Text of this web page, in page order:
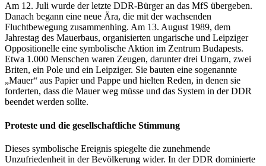
Am 12. Juli wurde der letzte DDR-Bürger an das MfS übergeben.
Danach begann eine neue Ära, die mit der wachsenden
Fluchtbewegung zusammenhing. Am 13. August 1989, dem
Jahrestag des Mauerbaus, organisierten ungarische und Leipziger
Oppositionelle eine symbolische Aktion im Zentrum Budapests.
Etwa 1.000 Menschen waren Zeugen, darunter drei Ungarn, zwei
Briten, ein Pole und ein Leipziger. Sie bauten eine sogenannte
„Mauer“ aus Papier und Pappe und hielten Reden, in denen sie
forderten, dass die Mauer weg müsse und das System in der DDR
beendet werden sollte.
Proteste und die gesellschaftliche Stimmung
Dieses symbolische Ereignis spiegelte die zunehmende
Unzufriedenheit in der Bevölkerung wider. In der DDR dominierte